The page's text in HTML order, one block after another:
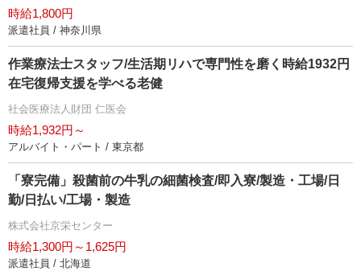
時給1,800円
派遣社員 / 神奈川県
作業療法士スタッフ/生活期リハで専門性を磨く時給1932円
在宅復帰支援を学べる老健
社会医療法人財団 仁医会
時給1,932円～
アルバイト・パート / 東京都
「寮完備」殺菌前の牛乳の細菌検査/即入寮/製造・工場/日
勤/日払い/工場・製造
株式会社京栄センター
時給1,300円～1,625円
派遣社員 / 北海道